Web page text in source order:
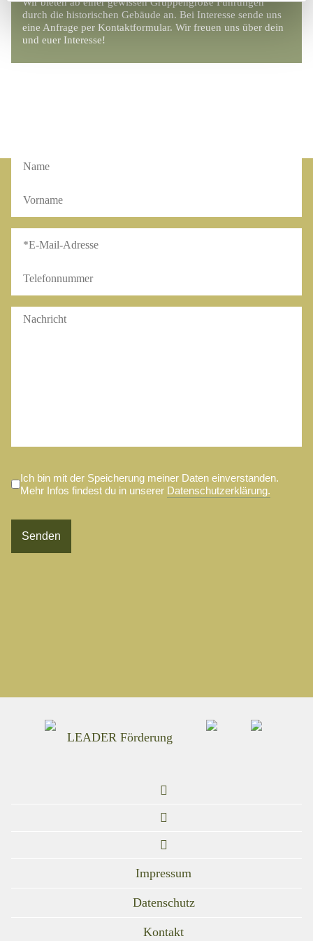
durch die historischen Gebäude an. Bei Interesse sende uns
eine Anfrage per Kontaktformular. Wir freuen uns über dein
und euer Interesse!
Ich bin mit der Speicherung meiner Daten einverstanden.
Mehr Infos findest du in unserer Datenschutzerklärung.
Senden
LEADER Förderung
Impressum
Datenschutz
Kontakt